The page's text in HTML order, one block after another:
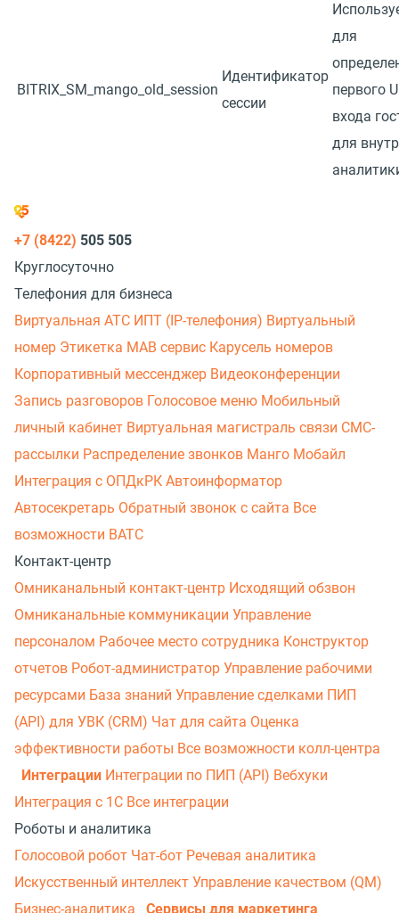
BITRIX_SM_mango_old_session
Идентификатор
сессии
для
первого
входа
для
+7 (8422) 505 505
Круглосуточно
Телефония для бизнеса
Виртуальная АТС ИПТ (IP-телефония) Виртуальный
номер Этикетка МАВ сервис Карусель номеров
Корпоративный мессенджер Видеоконференции
Запись разговоров Голосовое меню Мобильный
личный кабинет Виртуальная магистраль связи СМС-
рассылки Распределение звонков Манго Мобайл
Интеграция с ОПДкРК Автоинформатор
Автосекретарь Обратный звонок с сайта Все
возможности ВАТС
Контакт-центр
Омниканальный контакт-центр Исходящий обзвон
Омниканальные коммуникации Управление
персоналом Рабочее место сотрудника Конструктор
отчетов Робот-администратор Управление рабочими
ресурсами База знаний Управление сделками ПИП
(API) для УВК (CRM) Чат для сайта Оценка
эффективности работы Все возможности колл-центра
Интеграции Интеграции по ПИП (API) Вебхуки
Интеграция с 1С Все интеграции
Роботы и аналитика
Голосовой робот Чат-бот Речевая аналитика
Искусственный интеллект Управление качеством (QM)
Бизнес-аналитика
Сервисы для маркетинга